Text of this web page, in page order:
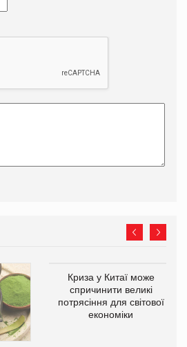
Криза у Китаї може
спричинити великі
потрясіння для світової
економіки